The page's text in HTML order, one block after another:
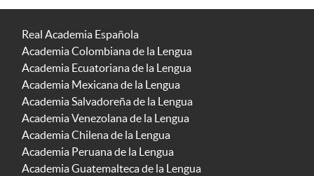
Real Academia Española
Academia Colombiana de la Lengua
Academia Ecuatoriana de la Lengua
Academia Mexicana de la Lengua
Academia Salvadoreña de la Lengua
Academia Venezolana de la Lengua
Academia Chilena de la Lengua
Academia Peruana de la Lengua
Academia Guatemalteca de la Lengua